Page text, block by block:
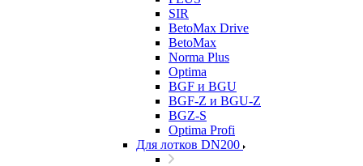
SIR
BetoMax Drive
BetoMax
Norma Plus
Optima
BGF и BGU
BGF-Z и BGU-Z
BGZ-S
Optima Profi
Для лотков DN200